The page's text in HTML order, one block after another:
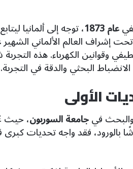
عام 1873 ، توجه إلى ألمانيا
إشراف العالم الألماني الشهير
وقوانين الكهرباء. هذه
البحثي والدقة في التجربة.
الأولى
فيجامعة السوربون، حيث
بالورود، فقد واجه تحديات